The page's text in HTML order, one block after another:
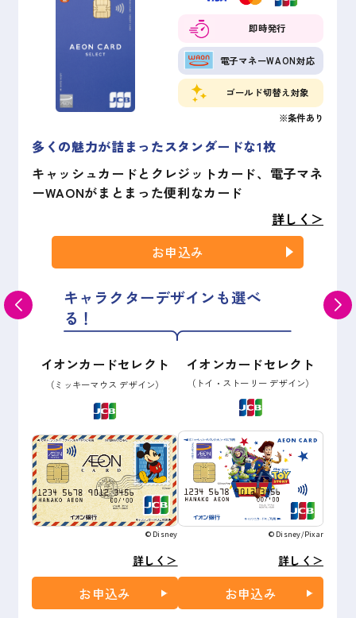
即時発行
電子マネーWAON対応
ゴールド切替え対象
※条件あり
多くの魅力が詰まったスタンダードな1枚
キャッシュカードとクレジットカード、電子マネ
ーWAONがまとまった便利なカード
詳しく＞
お申込み
キャラクターデザインも選べ
る！
イオンカードセレクト
（ミッキーマウス デザイン）
© Disney
詳しく＞
お申込み
イオンカードセレクト
（トイ・ストーリー デザイン）
© Disney/Pixar
詳しく＞
お申込み